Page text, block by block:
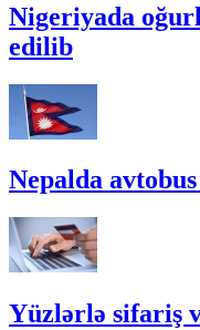
Nigeriyada
edilib
Nepalda avtobus
Yüzlərlə sifariş